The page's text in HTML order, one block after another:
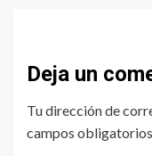
Deja un
Tu dirección de
campos